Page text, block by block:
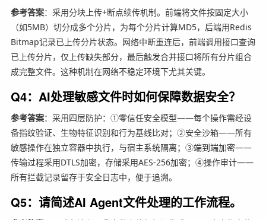
参考答案：采用分块上传+断点续传机制。前端将文件按固定大小
（如5MB）切分成多个分片，为每个分片计算MD5，后端用Redis
Bitmap记录已上传分片状态。网络中断重连后，前端调用接口查询
已上传分片，仅上传缺失部分，最后触发合并接口将所有分片组合
成完整文件。这种机制在网络不稳定环境下尤其关键。
Q4：AI处理敏感文件时如何保障数据安全？
参考答案：采用四层防护：①零信任安全模型——每个操作需经设
备指纹验证、生物特征识别和行为基线比对；②安全沙箱——所有
敏感操作在独立容器中执行，与宿主系统隔离；③端到端加密——
传输过程采用DTLS加密，存储采用AES-256加密；④操作审计——
所有拦截记录留存于安全日志中，便于追溯。
Q5：请简述AI Agent文件处理的工作流程。